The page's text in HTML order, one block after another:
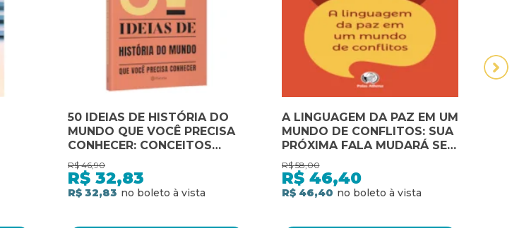
50 IDEIAS DE HISTÓRIA DO
MUNDO QUE VOCÊ PRECISA
CONHECER: CONCEITOS
IMPORTANTES DE HISTÓRIA
DO MUNDO DE FORMA
RÁPIDA E FÁCIL
R$ 46,90
R$ 32,83
R$ 32,83
A LINGUAGEM DA PAZ EM UM
MUNDO DE CONFLITOS: SUA
PRÓXIMA FALA MUDARÁ SEU
MUNDO
R$ 58,00
R$ 46,40
R$ 46,40